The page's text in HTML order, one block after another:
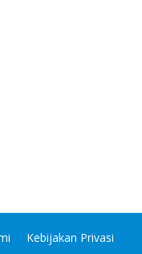
Kebijakan Privasi